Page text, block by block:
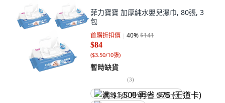
菲力寶寶 加厚純水嬰兒濕巾, 80張, 3
包
首購折扣價 40%$141
$84
($3.50/10張)
暫時缺貨
(3)
满 $1,500 再省 $75 (王道卡)